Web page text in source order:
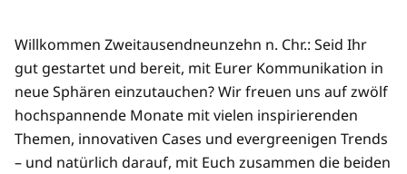
Willkommen Zweitausendneunzehn n. Chr.: Seid Ihr
gut gestartet und bereit, mit Eurer Kommunikation in
neue Sphären einzutauchen? Wir freuen uns auf zwölf
hochspannende Monate mit vielen inspirierenden
Themen, innovativen Cases und evergreenigen Trends
– und natürlich darauf, mit Euch zusammen die beiden